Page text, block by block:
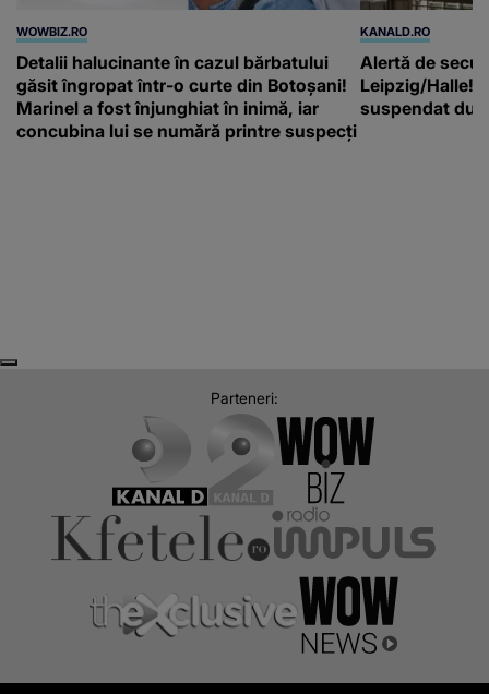
WOWBIZ.RO
Detalii halucinante în cazul bărbatului
găsit îngropat într-o curte din Botoșani!
Marinel a fost înjunghiat în inimă, iar
concubina lui se numără printre suspecți
KANALD.RO
Alertă de
Leipzig/Halle!
suspendat
Parteneri: